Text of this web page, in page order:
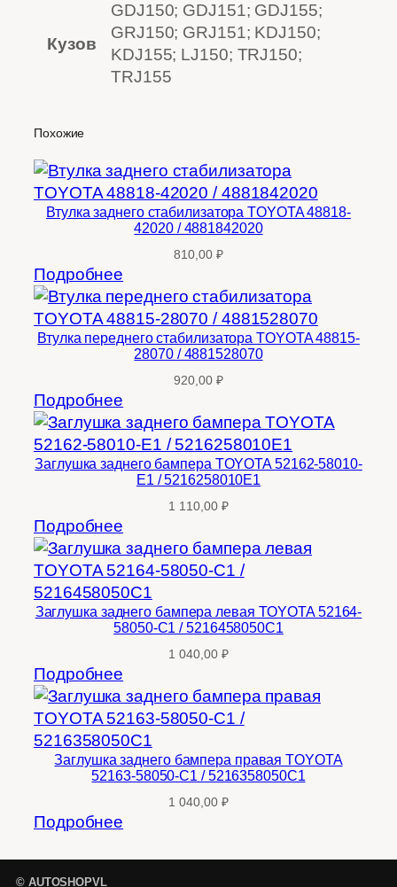
Кузов
GDJ150; GDJ151; GDJ155;
GRJ150; GRJ151; KDJ150;
KDJ155; LJ150; TRJ150;
TRJ155
Похожие
Втулка заднего стабилизатора TOYOTA 48818-
42020 / 4881842020
810,00 ₽
Подробнее
Втулка переднего стабилизатора TOYOTA 48815-
28070 / 4881528070
920,00 ₽
Подробнее
Заглушка заднего бампера TOYOTA 52162-58010-
E1 / 5216258010E1
1 110,00 ₽
Подробнее
Заглушка заднего бампера левая TOYOTA 52164-
58050-C1 / 5216458050C1
1 040,00 ₽
Подробнее
Заглушка заднего бампера правая TOYOTA
52163-58050-C1 / 5216358050C1
1 040,00 ₽
Подробнее
© AUTOSHOPVL